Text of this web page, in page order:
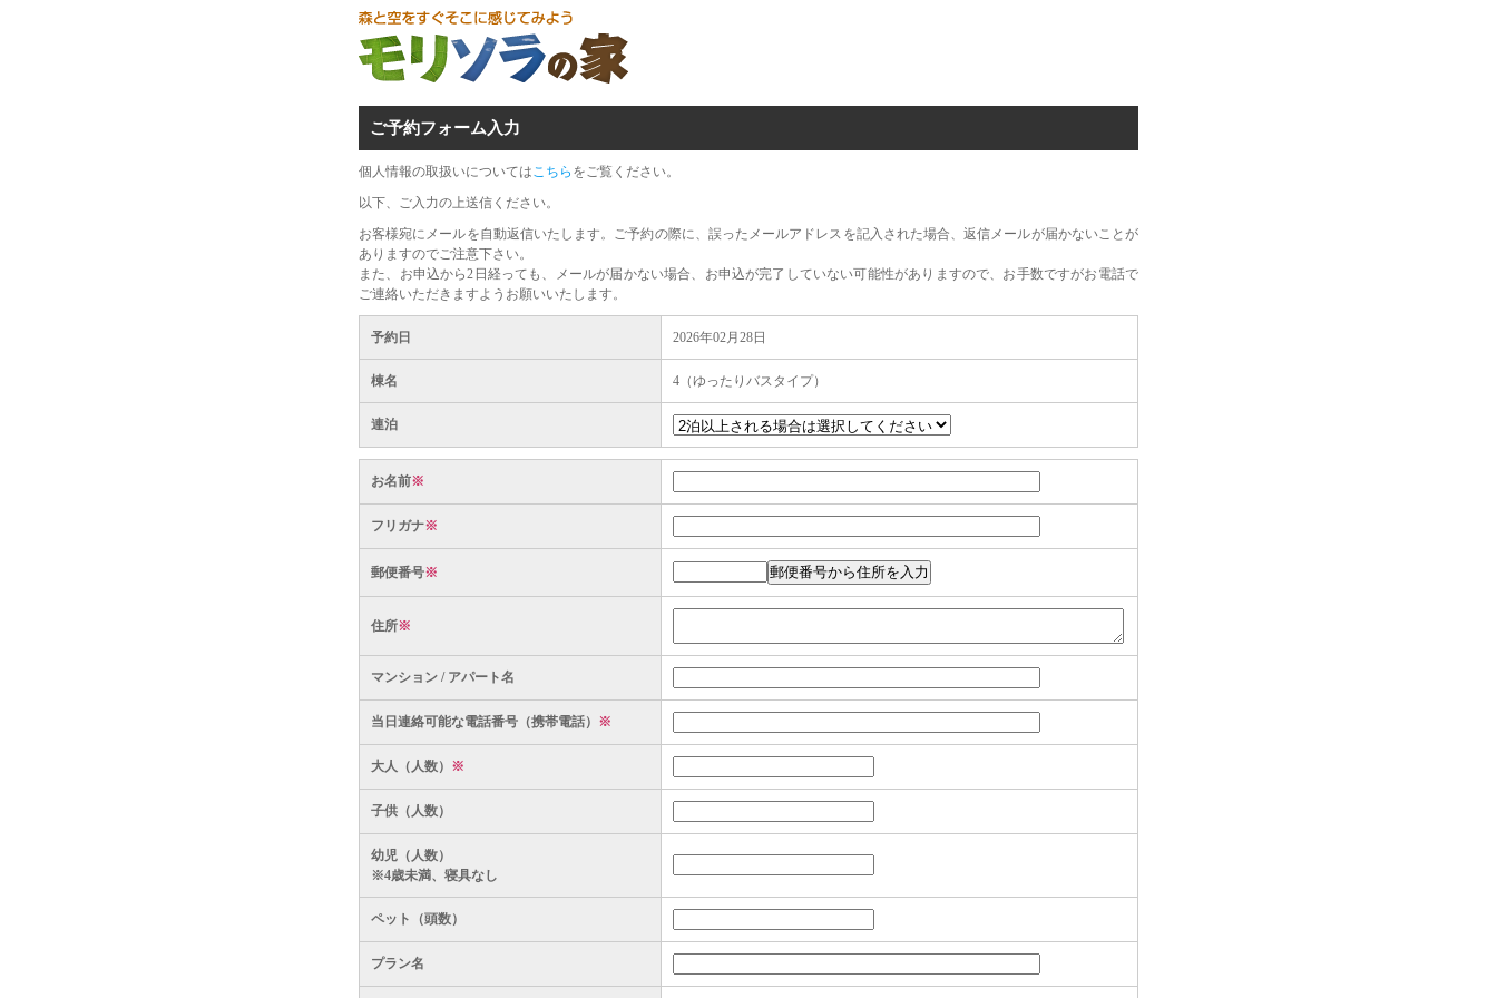
ご予約フォーム入力
個人情報の取扱いについてはこちら をご覧ください。
以下、ご入力の上送信ください。
お客様宛にメールを自動返信いたします。ご予約の際に、誤ったメールアドレスを記入された場合、返信メールが届かないことが
ありますのでご注意下さい。
また、お申込から2日経っても、メールが届かない場合、お申込が完了していない可能性がありますので、お手数ですがお電話で
ご連絡いただきますようお願いいたします。
予約日 2026年02月28日
棟名 4（ゆったりバスタイプ）
連泊
お名前※
フリガナ※
郵便番号※
住所※
マンション / アパート名
当日連絡可能な電話番号（携帯電話） ※
大人（人数） ※
子供（人数）
幼児（人数）
※4歳未満、寝具なし
ペット（頭数）
プラン名